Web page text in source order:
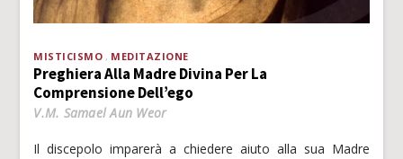
MISTICISMO MEDITAZIONE
Preghiera Alla Madre Divina Per La
Comprensione Dell’ego
V.M. Samael Aun Weor
Il discepolo imparerà a chiedere aiuto alla sua Madre